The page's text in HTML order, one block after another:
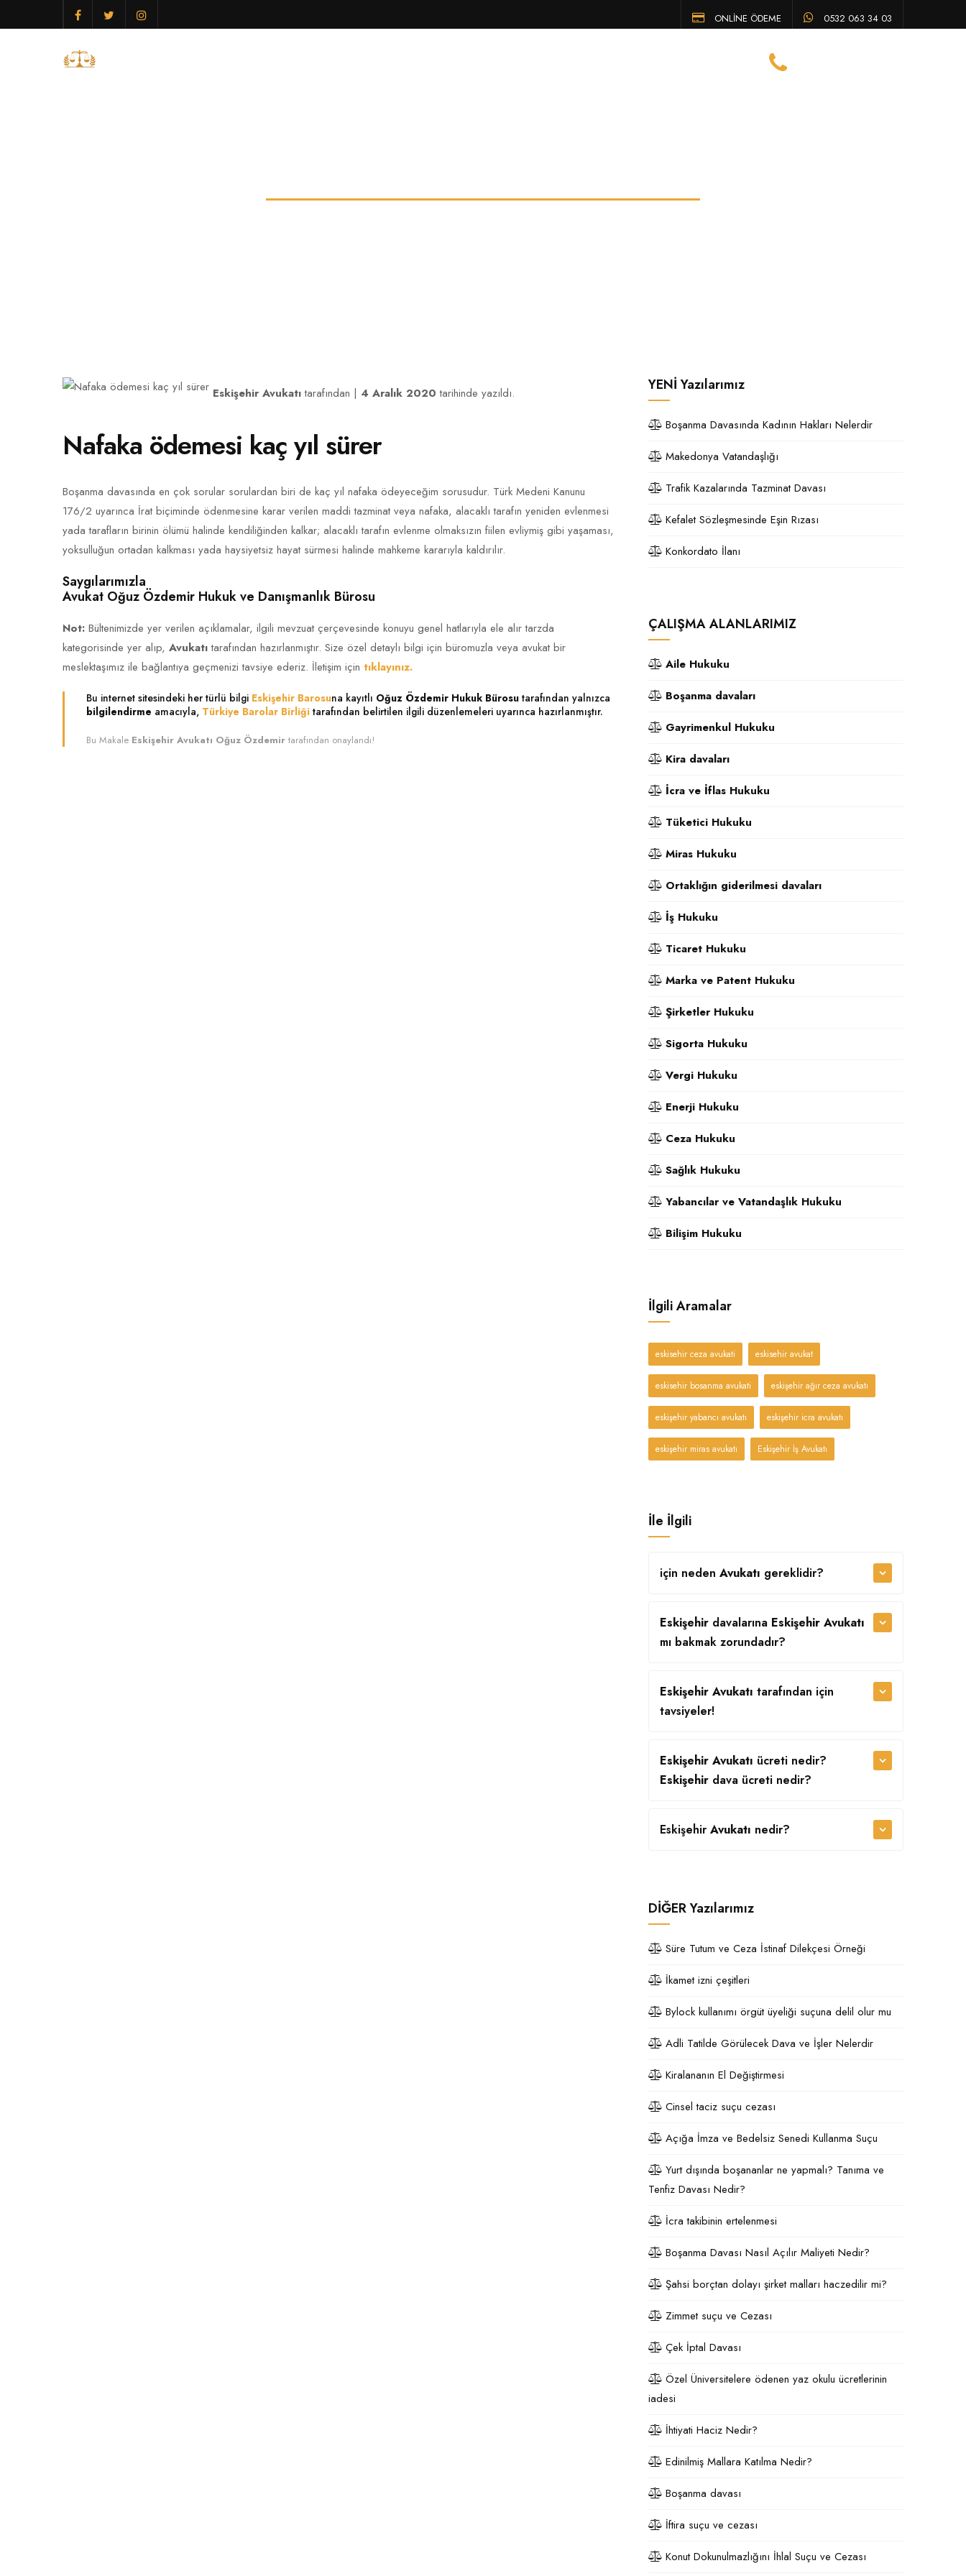
ONLİNE ÖDEME 0532 063 34 03
Eskişehir Avukatıtarafından | 4 Aralık 2020 tarihinde yazıldı.
Nafaka ödemesi kaç yıl sürer
Boşanma davasında en çok sorular sorulardan biri de kaç yıl nafaka ödeyeceğim sorusudur. Türk Medeni Kanunu
176/2 uyarınca İrat biçiminde ödenmesine karar verilen maddi tazminat veya nafaka, alacaklı tarafın yeniden evlenmesi
yada tarafların birinin ölümü halinde kendiliğinden kalkar; alacaklı tarafın evlenme olmaksızın fiilen evliymiş gibi yaşaması,
yoksulluğun ortadan kalkması yada haysiyetsiz hayat sürmesi halinde mahkeme kararıyla kaldırılır.
Saygılarımızla
Avukat Oğuz Özdemir Hukuk ve Danışmanlık Bürosu
Not: Bültenimizde yer verilen açıklamalar, ilgili mevzuat çerçevesinde konuyu genel hatlarıyla ele alır tarzda
kategorisinde yer alıp, Avukatıtarafından hazırlanmıştır. Size özel detaylı bilgi için büromuzla veya avukat bir
meslektaşımız ile bağlantıya geçmenizi tavsiye ederiz. İletişim için tıklayınız.
Bu internet sitesindeki her türlü bilgi Eskişehir Barosuna kayıtlı Oğuz Özdemir Hukuk Bürosu tarafından yalnızca
bilgilendirme amacıyla, Türkiye Barolar Birliği tarafından belirtilen ilgili düzenlemeleri uyarınca hazırlanmıştır.
Bu Makale Eskişehir Avukatı Oğuz Özdemir tarafından onaylandı!
YENİYazılarımız
Boşanma Davasında Kadının Hakları Nelerdir
Makedonya Vatandaşlığı
Trafik Kazalarında Tazminat Davası
Kefalet Sözleşmesinde Eşin Rızası
Konkordato İlanı
ÇALIŞMA ALANLARIMIZ
Aile Hukuku
Boşanma davaları
Gayrimenkul Hukuku
Kira davaları
İcra ve İflas Hukuku
Tüketici Hukuku
Miras Hukuku
Ortaklığın giderilmesi davaları
İş Hukuku
Ticaret Hukuku
Marka ve Patent Hukuku
Şirketler Hukuku
Sigorta Hukuku
Vergi Hukuku
Enerji Hukuku
Ceza Hukuku
Sağlık Hukuku
Yabancılar ve Vatandaşlık Hukuku
Bilişim Hukuku
İlgili Aramalar
eskisehir ceza avukati eskisehir avukat
eskisehir bosanma avukati eskişehir ağır ceza avukatı
eskişehir yabancı avukatı eskişehir icra avukatı
eskişehir miras avukatı Eskişehir İş Avukatı
İle İlgili
için neden Avukatı gereklidir?
Eskişehir davalarına Eskişehir Avukatı
mı bakmak zorundadır?
Eskişehir Avukatı tarafından için
tavsiyeler!
Eskişehir Avukatı ücreti nedir?
Eskişehir dava ücreti nedir?
Eskişehir Avukatı nedir?
DİĞERYazılarımız
Süre Tutum ve Ceza İstinaf Dilekçesi Örneği
İkamet izni çeşitleri
Bylock kullanımı örgüt üyeliği suçuna delil olur mu
Adli Tatilde Görülecek Dava ve İşler Nelerdir
Kiralananın El Değiştirmesi
Cinsel taciz suçu cezası
Açığa İmza ve Bedelsiz Senedi Kullanma Suçu
Yurt dışında boşananlar ne yapmalı? Tanıma ve
Tenfiz Davası Nedir?
İcra takibinin ertelenmesi
Boşanma Davası Nasıl Açılır Maliyeti Nedir?
Şahsi borçtan dolayı şirket malları haczedilir mi?
Zimmet suçu ve Cezası
Çek İptal Davası
Özel Üniversitelere ödenen yaz okulu ücretlerinin
iadesi
İhtiyati Haciz Nedir?
Edinilmiş Mallara Katılma Nedir?
Boşanma davası
İftira suçu ve cezası
Konut Dokunulmazlığını İhlal Suçu ve Cezası